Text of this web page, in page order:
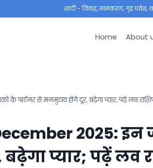
शादी - विवाह, नामकरण, गृह प्रवेश,
Home About
के पार्टनर से मनमुटाव होंगे दूर, बढ़ेगा प्यार; पढ़ें लव
2025:
बढ़ेगा प्यार; पढ़ें लव